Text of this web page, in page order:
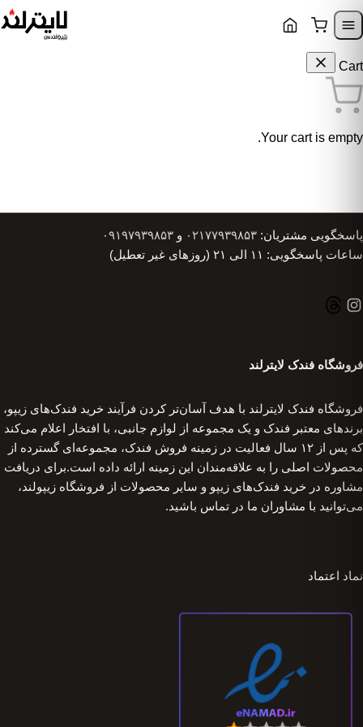
Skip to navigation
Cart
Your cart is empty.
پاسخگویی مشتریان: ۰۲۱۷۷۹۳۹۸۵۳ و ۰۹۱۹۷۹۳۹۸۵۳
ساعات پاسخگویی: ۱۱ الی ۲۱ (روزهای غیر تعطیل)
فروشگاه فندک لایترلند
فروشگاه فندک لایترلند با هدف آسان‌تر کردن فرآیند خرید فندک‌های زیپو،
برندهای معتبر فندک و یک مجموعه از لوازم جانبی، با افتخار اعلام می‌کند
که پس از ۱۲ سال فعالیت در زمینه فروش فندک، مجموعه‌ای گسترده از
محصولات اصلی را به علاقه‌مندان این زمینه ارائه داده است.برای دریافت
مشاوره در خرید فندک‌های زیپو و سایر محصولات از فروشگاه زیپولند،
می‌توانید با مشاوران ما در تماس باشید.
نماد اعتماد